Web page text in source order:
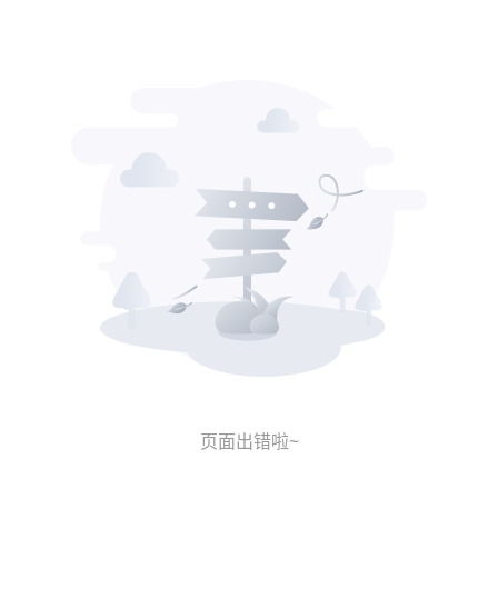
页面出错啦~